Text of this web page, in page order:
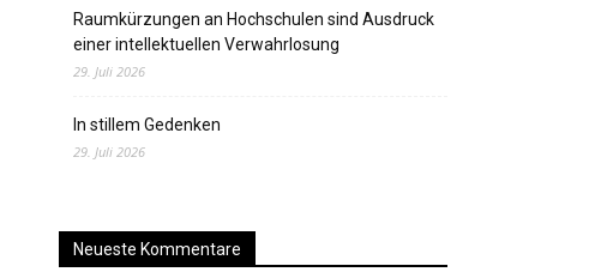
Raumkürzungen an Hochschulen sind Ausdruck
einer intellektuellen Verwahrlosung
29. Juli 2026
In stillem Gedenken
29. Juli 2026
Neueste Kommentare